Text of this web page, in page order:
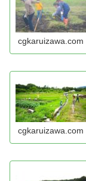
cgkaruizawa.com
cgkaruizawa.com